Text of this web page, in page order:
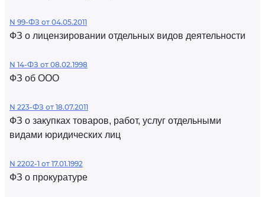
N 99-ФЗ от 04.05.2011
ФЗ о лицензировании отдельных видов деятельности
N 14-ФЗ от 08.02.1998
ФЗ об ООО
N 223-ФЗ от 18.07.2011
ФЗ о закупках товаров, работ, услуг отдельными
видами юридических лиц
N 2202-1 от 17.01.1992
ФЗ о прокуратуре